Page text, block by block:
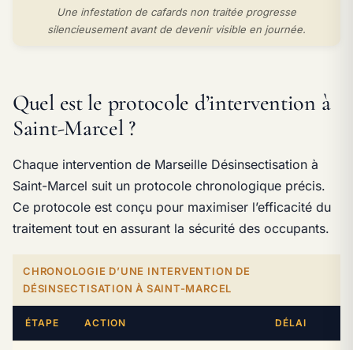
Une infestation de cafards non traitée progresse
silencieusement avant de devenir visible en journée.
Quel est le protocole d’intervention à
Saint-Marcel ?
Chaque intervention de Marseille Désinsectisation à
Saint-Marcel suit un protocole chronologique précis.
Ce protocole est conçu pour maximiser l’efficacité du
traitement tout en assurant la sécurité des occupants.
CHRONOLOGIE D’UNE INTERVENTION DE
DÉSINSECTISATION À SAINT-MARCEL
ÉTAPE ACTION DÉLAI